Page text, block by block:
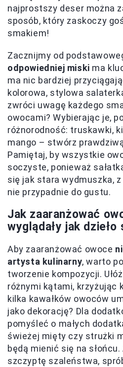
najprostszy deser można
sposób, który zaskoczy
smakiem!
Zacznijmy od
odpowiedniej miski ma
ma nic bardziej
kolorowa, stylowa
zwróci uwagę każdego
owocami? Wybierając je,
różnorodność: truskawki,
mango – stwórz
Pamiętaj, by wszystkie
soczyste, ponieważ
się jak stara wydmuszka,
nie przypadnie do gustu.
Jak zaaranżować
wyglądały jak dzieło
Aby zaaranżować owoce
artysta kulinarny, warto
tworzenie kompozycji.
różnymi kątami, krzyżując
kilka kawałków owoców
jako dekorację? Dla
pomyśleć o małych
świeżej mięty czy strużki
będą mienić się na
szczyptę szaleństwa,